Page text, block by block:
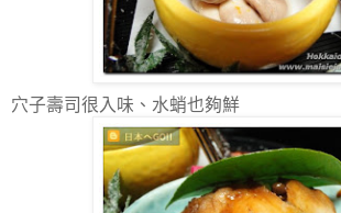
穴子壽司很入味、水蛸也夠鮮